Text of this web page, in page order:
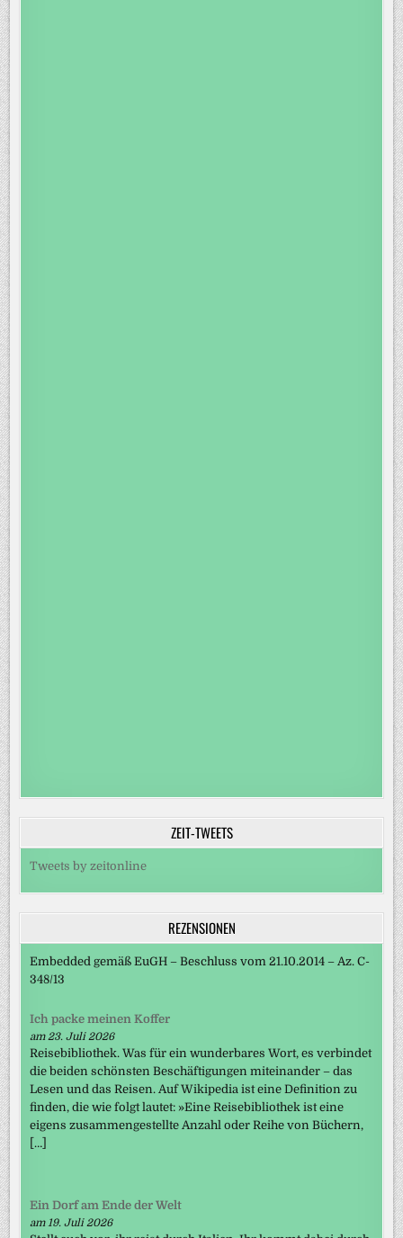
ZEIT-TWEETS
Tweets by zeitonline
REZENSIONEN
Embedded gemäß EuGH – Beschluss vom 21.10.2014 – Az. C-
348/13
Ich packe meinen Koffer
am 23. Juli 2026
Reisebibliothek. Was für ein wunderbares Wort, es verbindet
die beiden schönsten Beschäftigungen miteinander – das
Lesen und das Reisen. Auf Wikipedia ist eine Definition zu
finden, die wie folgt lautet: »Eine Reisebibliothek ist eine
eigens zusammengestellte Anzahl oder Reihe von Büchern,
[…]
Ein Dorf am Ende der Welt
am 19. Juli 2026